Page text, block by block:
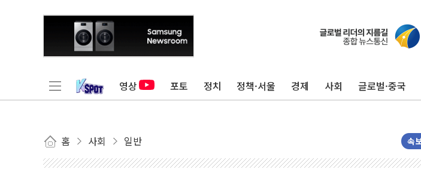
영상 포토 정치 정책·서울 경제 사회 글로벌·중국
홈 사회 일반 속